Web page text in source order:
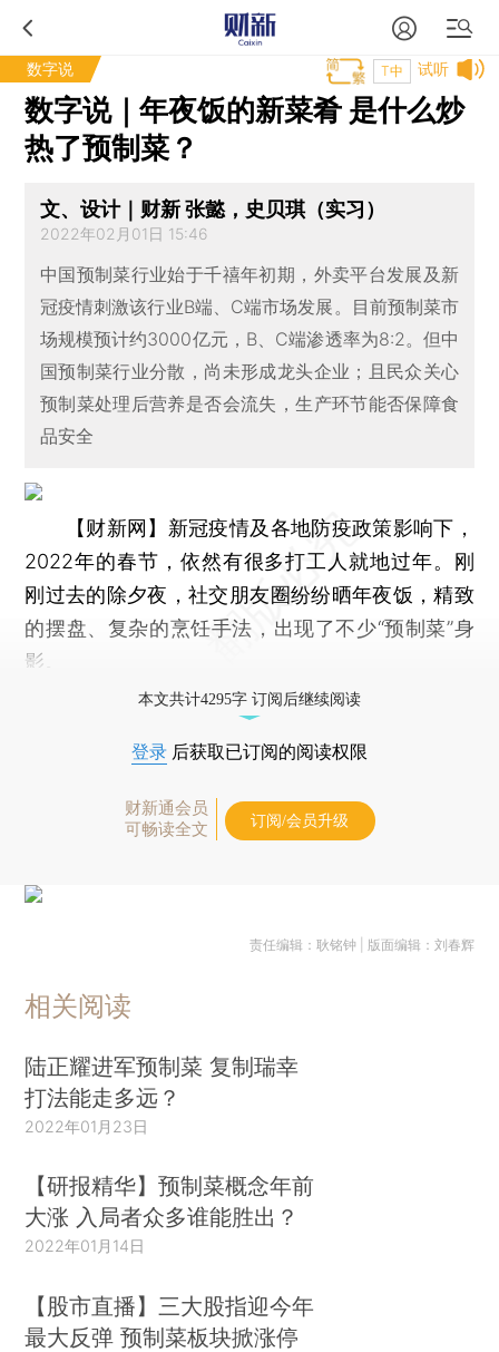
数字说 试听
T中
数字说｜年夜饭的新菜肴 是什么炒
热了预制菜？
文、设计｜财新 张懿，史贝琪（实习）
2022年02月01日 15:46
中国预制菜行业始于千禧年初期，外卖平台发展及新
冠疫情刺激该行业B端、C端市场发展。目前预制菜市
场规模预计约3000亿元，B、C端渗透率为8:2。但中
国预制菜行业分散，尚未形成龙头企业；且民众关心
预制菜处理后营养是否会流失，生产环节能否保障食
品安全
【财新网】 新冠疫情及各地防疫政策影响下，
2022年的春节，依然有很多打工人就地过年。刚
刚过去的除夕夜，社交朋友圈纷纷晒年夜饭，精致
的摆盘、复杂的烹饪手法，出现了不少“预制菜”身
影。
本文共计4295字 订阅后继续阅读
登录 后获取已订阅的阅读权限
财新通会员
可畅读全文
订阅/会员升级
责任编辑：耿铭钟 | 版面编辑：刘春辉
相关阅读
陆正耀进军预制菜 复制瑞幸
打法能走多远？
2022年01月23日
【研报精华】预制菜概念年前
大涨 入局者众多谁能胜出？
2022年01月14日
【股市直播】三大股指迎今年
最大反弹 预制菜板块掀涨停